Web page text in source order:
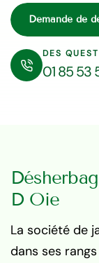
Demande de
DES
01 85 53
D Oie
La société de
dans ses